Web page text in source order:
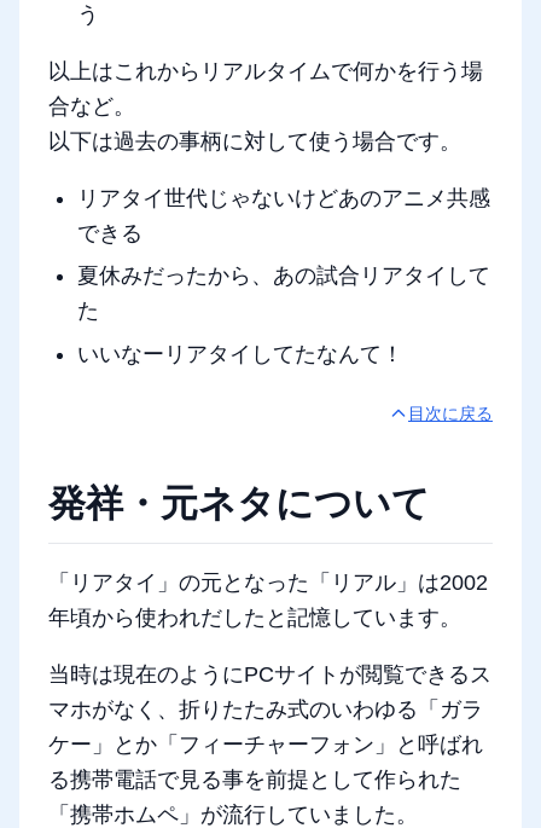
う
以上はこれからリアルタイムで何かを行う場
合など。
以下は過去の事柄に対して使う場合です。
リアタイ世代じゃないけどあのアニメ共感
できる
夏休みだったから、あの試合リアタイして
た
いいなーリアタイしてたなんて！
目次に戻る
発祥・元ネタについて
「リアタイ」の元となった「リアル」は2002
年頃から使われだしたと記憶しています。
当時は現在のようにPCサイトが閲覧できるス
マホがなく、折りたたみ式のいわゆる「ガラ
ケー」とか「フィーチャーフォン」と呼ばれ
る携帯電話で見る事を前提として作られた
「携帯ホムペ」が流行していました。